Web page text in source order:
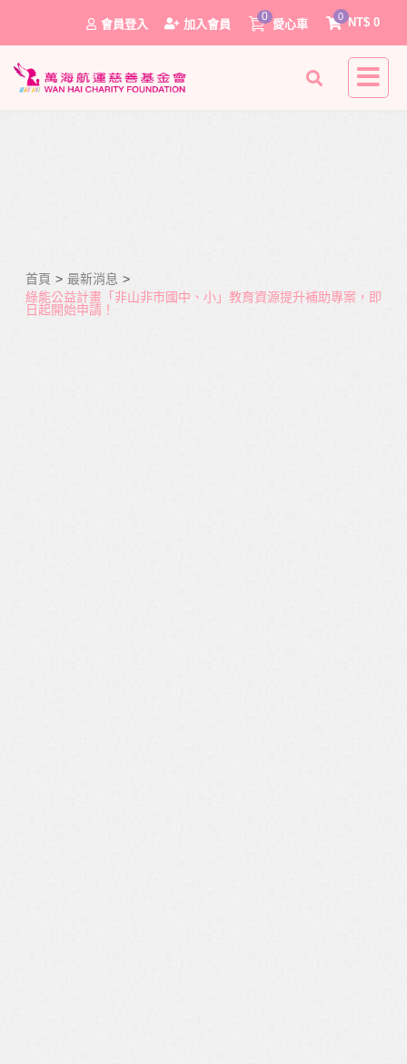
會員登入 加入會員
0
愛心車
0
NT$ 0
0
首頁 > 最新消息 >
綠能公益計畫「非山非市國中、小」教育資源提升補助專案，即
日起開始申請！